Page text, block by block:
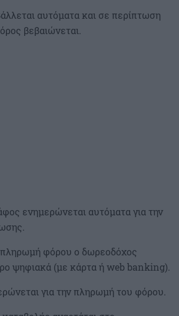
αυτόματα και σε περίπτωση
βεβαιώνεται.
ενημερώνεται αυτόματα για την
φόρου ο δωρεοδόχος
ψηφιακά (με κάρτα ή web banking).
για την πληρωμή του φόρου.